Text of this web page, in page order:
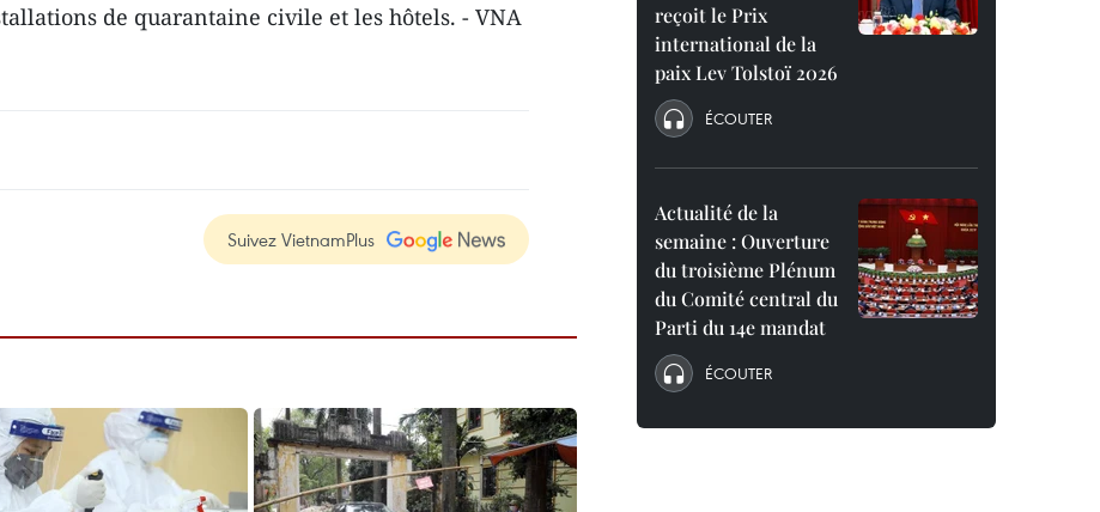
de quarantaine civile et les hôtels. - VNA
Suivez VietnamPlus
reçoit le Prix
international de la
paix Lev Tolstoï 2026
ÉCOUTER
Actualité de la
semaine : Ouverture
du troisième Plénum
du Comité central du
Parti du 14e mandat
ÉCOUTER